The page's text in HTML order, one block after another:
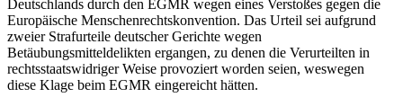
Deutschlands durch den EGMR wegen eines Verstoßes gegen die
Europäische Menschenrechtskonvention. Das Urteil sei aufgrund
zweier Strafurteile deutscher Gerichte wegen
Betäubungsmitteldelikten ergangen, zu denen die Verurteilten in
rechtsstaatswidriger Weise provoziert worden seien, weswegen
diese Klage beim EGMR eingereicht hätten.